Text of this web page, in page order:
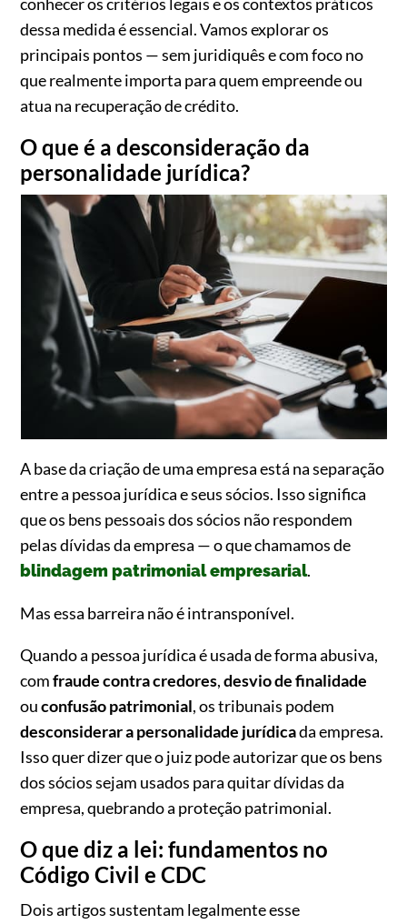
dessa medida é essencial. Vamos explorar os
principais pontos — sem juridiquês e com foco no
que realmente importa para quem empreende ou
atua na recuperação de crédito.
O que é a desconsideração da
personalidade jurídica?
A base da criação de uma empresa está na separação
entre a pessoa jurídica e seus sócios. Isso significa
que os bens pessoais dos sócios não respondem
pelas dívidas da empresa — o que chamamos de
blindagem patrimonial empresarial.
Mas essa barreira não é intransponível.
Quando a pessoa jurídica é usada de forma abusiva,
comfraude contra credores,desvio de finalidade
ouconfusão patrimonial, os tribunais podem
desconsiderar a personalidade jurídicada empresa.
Isso quer dizer que o juiz pode autorizar que os bens
dos sócios sejam usados para quitar dívidas da
empresa, quebrando a proteção patrimonial.
O que diz a lei: fundamentos no
Código Civil e CDC
Dois artigos sustentam legalmente esse